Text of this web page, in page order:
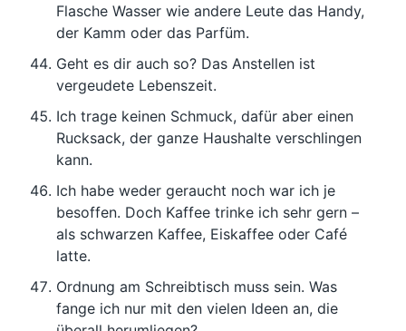
Flasche Wasser wie andere Leute das Handy,
der Kamm oder das Parfüm.
Geht es dir auch so? Das Anstellen ist
vergeudete Lebenszeit.
Ich trage keinen Schmuck, dafür aber einen
Rucksack, der ganze Haushalte verschlingen
kann.
Ich habe weder geraucht noch war ich je
besoffen. Doch Kaffee trinke ich sehr gern –
als schwarzen Kaffee, Eiskaffee oder Café
latte.
Ordnung am Schreibtisch muss sein. Was
fange ich nur mit den vielen Ideen an, die